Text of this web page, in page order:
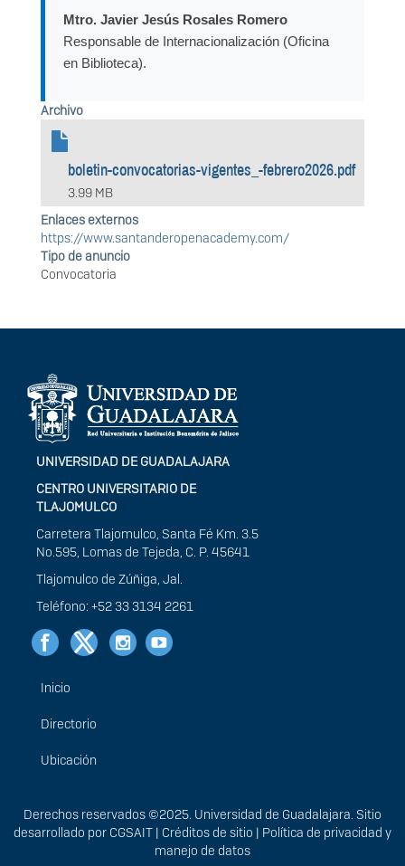
Mtro. Javier Jesús Rosales Romero
Responsable de Internacionalización (Oficina
en Biblioteca).
Archivo
boletin-convocatorias-vigentes_-febrero2026.pdf
3.99 MB
Enlaces externos
https://www.santanderopenacademy.com/
Tipo de anuncio
Convocatoria
Información del
portal
UNIVERSIDAD DE GUADALAJARA
CENTRO UNIVERSITARIO DE
TLAJOMULCO
Carretera Tlajomulco, Santa Fé Km. 3.5
No.595, Lomas de Tejeda, C. P. 45641
Tlajomulco de Zúñiga, Jal.
Teléfono: +52 33 3134 2261
Menú
principal
Inicio
Directorio
Ubicación
Derechos
Derechos reservados ©2025. Universidad de Guadalajara. Sitio
desarrollado por CGSAIT | Créditos de sitio | Política de privacidad y
manejo de datos